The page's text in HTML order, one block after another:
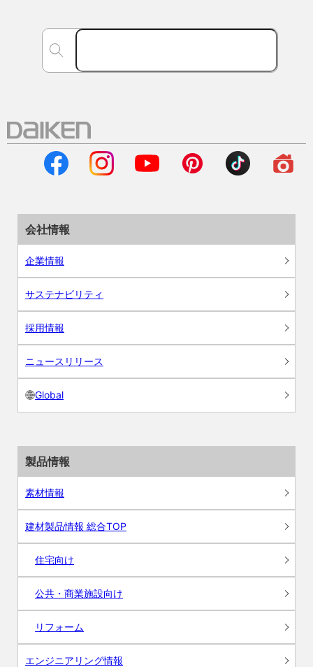
会社情報
企業情報
サステナビリティ
採用情報
ニュースリリース
Global
製品情報
素材情報
建材製品情報 総合TOP
住宅向け
公共・商業施設向け
リフォーム
エンジニアリング情報